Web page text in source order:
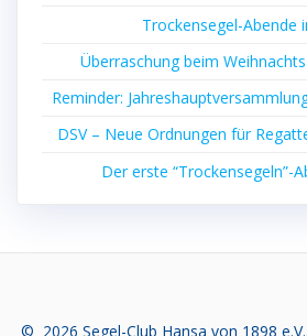
Trockensegel-Abende
Überraschung beim
Reminder:
DSV – Neue Ordnungen für
Der erste “Trockensegeln”-
© 2026 Segel-Club Hansa von 1898